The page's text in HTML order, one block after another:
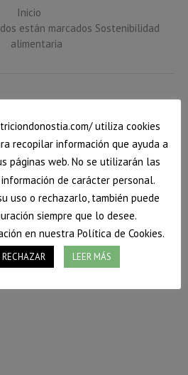
Inicio
están marcados Sostenibilidad
alimentaria
Distintas
objetivo
utiliza cookies
recopilar información que ayuda a
páginas web. No se utilizarán las
de carácter personal.
uso o rechazarlo, también puede
siempre que lo desee.
en nuestra Política de Cookies.
RECHAZAR LEER MÁS